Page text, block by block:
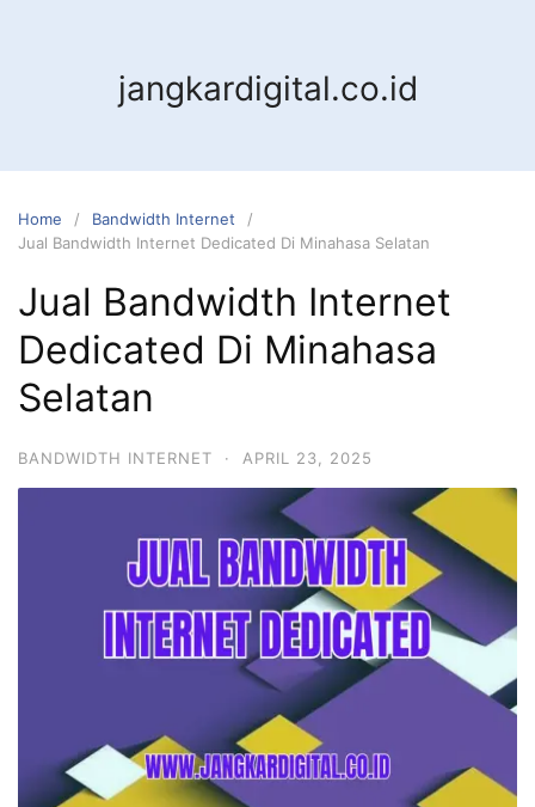
jangkardigital.co.id
Home
Bandwidth Internet
Jual Bandwidth Internet Dedicated Di Minahasa Selatan
Jual Bandwidth Internet
Dedicated Di Minahasa
Selatan
BANDWIDTH INTERNET · APRIL 23, 2025